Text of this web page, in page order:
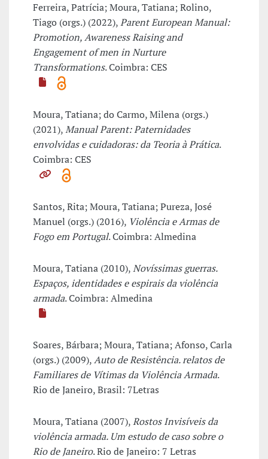
Ferreira, Patrícia; Moura, Tatiana; Rolino,
Tiago (orgs.) (2022),Parent European Manual:
Promotion, Awareness Raising and
Engagement of men in Nurture
Transformations. Coimbra: CES
Moura, Tatiana; do Carmo, Milena (orgs.)
(2021),Manual Parent: Paternidades
envolvidas e cuidadoras: da Teoria à Prática.
Coimbra: CES
Santos, Rita; Moura, Tatiana; Pureza, José
Manuel (orgs.) (2016), Violência e Armas de
Fogo em Portugal. Coimbra: Almedina
Moura, Tatiana (2010),Novíssimas guerras.
Espaços, identidades e espirais da violência
armada. Coimbra: Almedina
Soares, Bárbara; Moura, Tatiana; Afonso, Carla
(orgs.) (2009),Auto de Resistência. relatos de
Familiares de Vítimas da Violência Armada.
Rio de Janeiro, Brasil: 7Letras
Moura, Tatiana (2007),Rostos Invisíveis da
violência armada. Um estudo de caso sobre o
Rio de Janeiro. Rio de Janeiro: 7 Letras